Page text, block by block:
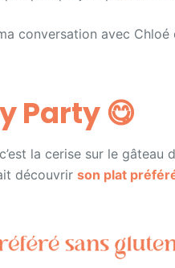
conversation avec
Party 😋​
la cerise sur le gâteau
découvrir son plat